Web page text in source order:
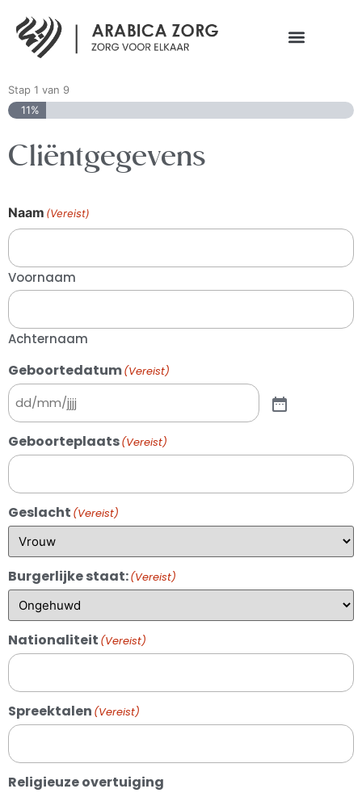
Stap 1 van 9
11%
Cliëntgegevens
Naam (Vereist)
Voornaam
Achternaam
Geboortedatum(Vereist)
Geboorteplaats(Vereist)
Geslacht (Vereist)
Burgerlijke staat:(Vereist)
Nationaliteit (Vereist)
Spreektalen (Vereist)
Religieuze overtuiging